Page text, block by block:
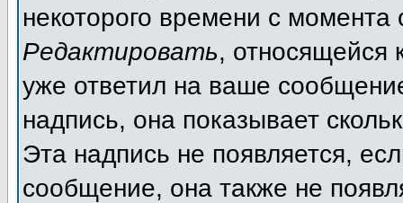
некоторого времени с момента
Редактировать, относящейся
уже ответил на ваше
надпись, она показывает
Эта надпись не появляется,
сообщение, она также не